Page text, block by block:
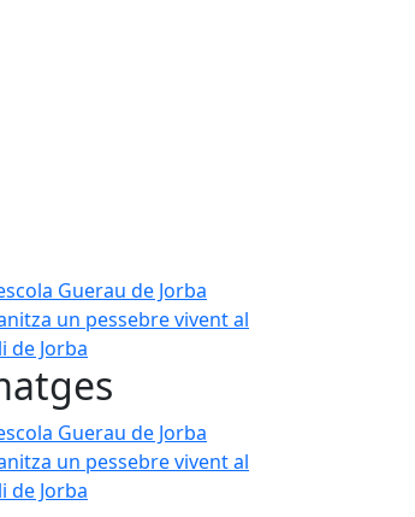
Guerau de Jorba organitza un pessebre
Guerau de Jorba organitza un pessebre